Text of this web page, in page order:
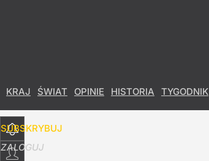
KRAJ ŚWIAT OPINIE HISTORIA TYGODNIK
SUBSKRYBUJ
ZALOGUJ